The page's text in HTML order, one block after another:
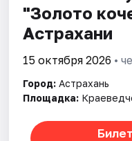
"Золото
Астрахани
15 октября 2026 •
Город: Астрахань
Площадка: